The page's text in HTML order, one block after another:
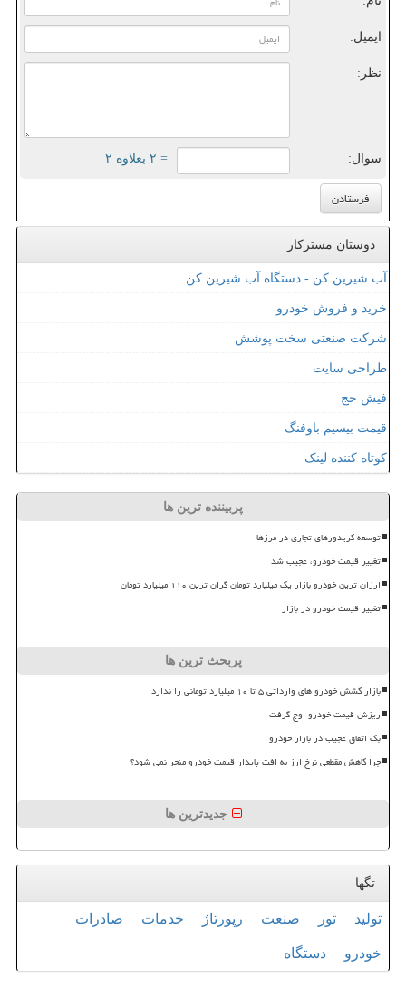
ایمیل:
نظر:
سوال: = ۲ بعلاوه ۲
دوستان مسترکار
آب شیرین کن - دستگاه آب شیرین کن
خرید و فروش خودرو
شرکت صنعتی سخت پوشش
طراحی سایت
فیش حج
قیمت بیسیم باوفنگ
کوتاه کننده لینک
پربیننده ترین ها
توسعه کریدورهای تجاری در مرزها
تغییر قیمت خودرو، عجیب شد
ارزان ترین خودرو بازار یک میلیارد تومان گران ترین ۱۱۰ میلیارد تومان
تغییر قیمت خودرو در بازار
پربحث ترین ها
بازار کشش خودرو های وارداتی ۵ تا ۱۰ میلیارد تومانی را ندارد
ریزش قیمت خودرو اوج گرفت
بک اتفاق عجیب در بازار خودرو
چرا کاهش مقطعی نرخ ارز به افت پایدار قیمت خودرو منجر نمی شود؟
جدیدترین ها
تگها
تولید تور صنعت رپورتاژ خدمات صادرات
خودرو دستگاه